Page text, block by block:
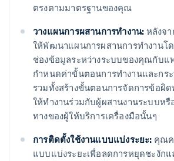
ตรงตามมาตรฐานของคุณ
วางแผนการผสานการทํางาน: หลังจ
ให้พัฒนาแผนการผสานการทํางานโ
ช่องข้อมูลระหว่างระบบของคุณกับ
กําหนดค่าขั้นตอนการทำงานและกร
รวมทั้งสร้างขั้นตอนการจัดการข้อผิ
ให้ทํางานร่วมกับผู้ผสานงานระบบหรื
ทางของผู้ให้บริการเครื่องมือนั้นๆ
การติดตั้งใช้งานแบบแบ่งระยะ: คุณค
แบบแบ่งระยะเพื่อลดการหยุดชะงักแ